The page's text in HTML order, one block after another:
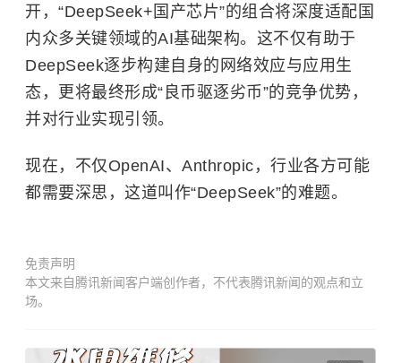
开，“DeepSeek+国产芯片”的组合将深度适配国
内众多关键领域的AI基础架构。这不仅有助于
DeepSeek逐步构建自身的网络效应与应用生
态，更将最终形成“良币驱逐劣币”的竞争优势，
并对行业实现引领。
现在，不仅OpenAI、Anthropic，行业各方可能
都需要深思，这道叫作“DeepSeek”的难题。
免责声明
本文来自腾讯新闻客户端创作者，不代表腾讯新闻的观点和立
场。